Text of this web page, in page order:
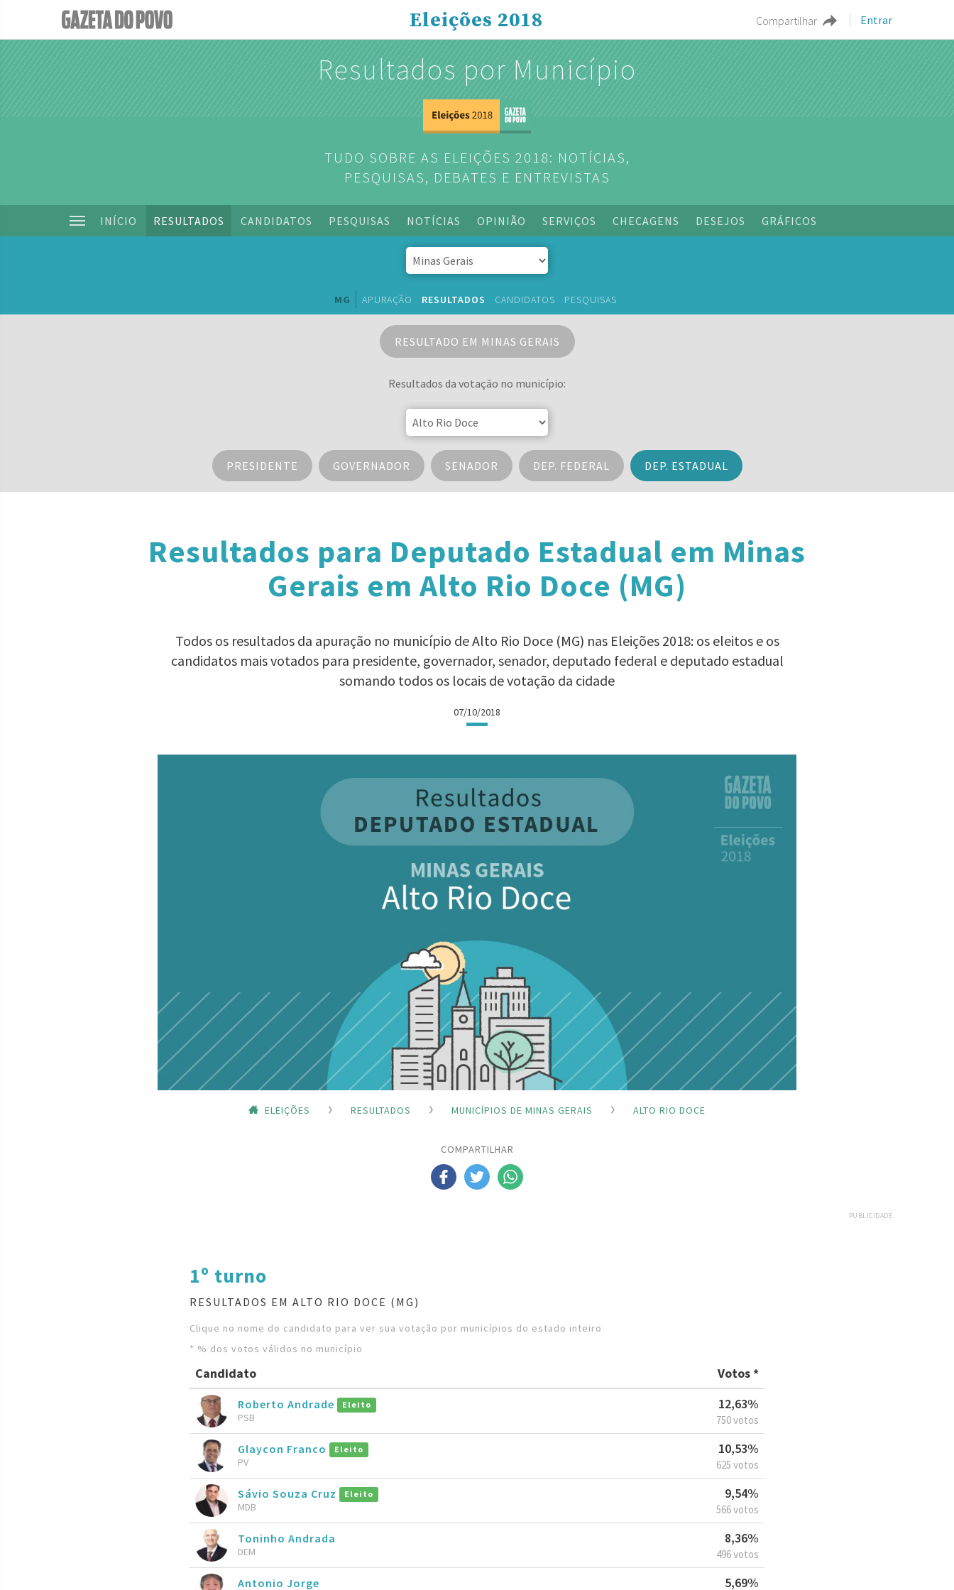
Compartilhar Entrar
Eleições 2018
Resultados por Município
TUDO SOBRE AS ELEIÇÕES 2018: NOTÍCIAS,
PESQUISAS, DEBATES E ENTREVISTAS
INÍCIO RESULTADOS CANDIDATOS PESQUISAS NOTÍCIAS OPINIÃO SERVIÇOS CHECAGENS DESEJOS GRÁFICOS
MG APURAÇÃO RESULTADOS CANDIDATOS PESQUISAS
RESULTADO EM MINAS GERAIS
Resultados da votação no município:
PRESIDENTE GOVERNADOR SENADOR DEP. FEDERAL DEP. ESTADUAL
Resultados para Deputado Estadual em Minas
Gerais em Alto Rio Doce (MG)
Todos os resultados da apuração no município de Alto Rio Doce (MG) nas Eleições 2018: os eleitos e os
candidatos mais votados para presidente, governador, senador, deputado federal e deputado estadual
somando todos os locais de votação da cidade
07/10/2018
ELEIÇÕES RESULTADOS MUNICÍPIOS DE MINAS GERAIS ALTO RIO DOCE
COMPARTILHAR
PUBLICIDADE
1º turno
RESULTADOS EM ALTO RIO DOCE (MG)
Clique no nome do candidato para ver sua votação por municípios do estado inteiro
* % dos votos válidos no município
Candidato Votos *
Roberto Andrade Eleito
PSB
12,63%
750 votos
Glaycon Franco Eleito
PV
10,53%
625 votos
Sávio Souza Cruz Eleito
MDB
9,54%
566 votos
Toninho Andrada
DEM
8,36%
496 votos
Antonio Jorge 5,69%